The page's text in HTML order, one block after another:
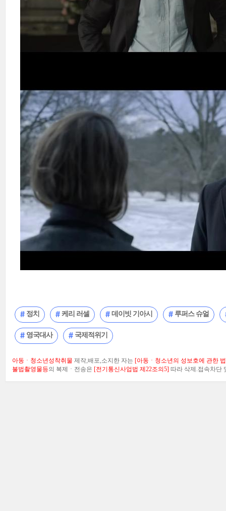
정치 케리 러셀 데이빗 기아시 루퍼스 슈얼
영국대사 국제적위기
아동ㆍ청소년성착취물 제작,배포,소지한 자는 [아동ㆍ청소년의 성보호에 관한
불법촬영물등의 복제ㆍ전송은 [전기통신사업법 제22조의5] 따라 삭제.접속차단